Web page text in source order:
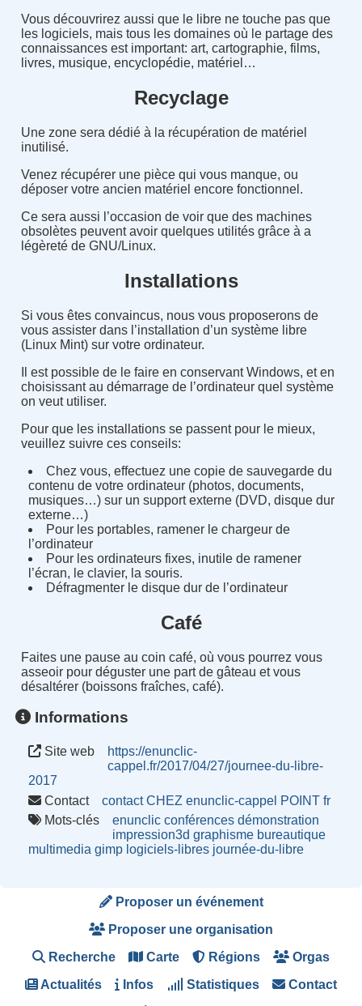
Vous découvrirez aussi que le libre ne touche pas que
les logiciels, mais tous les domaines où le partage des
connaissances est important: art, cartographie, films,
livres, musique, encyclopédie, matériel…
Recyclage
Une zone sera dédié à la récupération de matériel
inutilisé.
Venez récupérer une pièce qui vous manque, ou
déposer votre ancien matériel encore fonctionnel.
Ce sera aussi l’occasion de voir que des machines
obsolètes peuvent avoir quelques utilités grâce à a
légèreté de GNU/Linux.
Installations
Si vous êtes convaincus, nous vous proposerons de
vous assister dans l’installation d’un système libre
(Linux Mint) sur votre ordinateur.
Il est possible de le faire en conservant Windows, et en
choisissant au démarrage de l’ordinateur quel système
on veut utiliser.
Pour que les installations se passent pour le mieux,
veuillez suivre ces conseils:
Chez vous, effectuez une copie de sauvegarde du
contenu de votre ordinateur (photos, documents,
musiques…) sur un support externe (DVD, disque dur
externe…)
Pour les portables, ramener le chargeur de
l’ordinateur
Pour les ordinateurs fixes, inutile de ramener
l’écran, le clavier, la souris.
Défragmenter le disque dur de l’ordinateur
Café
Faites une pause au coin café, où vous pourrez vous
asseoir pour déguster une part de gâteau et vous
désaltérer (boissons fraîches, café).
Informations
Site web
https://enunclic-
cappel.fr/2017/04/27/journee-du-libre-
2017
Contact
contact CHEZ enunclic-cappel POINT fr
Mots-clés
enunclic conférences démonstration
impression3d graphisme bureautique
multimedia gimp logiciels-libres journée-du-libre
Proposer un événement
Proposer une organisation
Recherche Carte Régions Orgas
Actualités Infos Statistiques Contact